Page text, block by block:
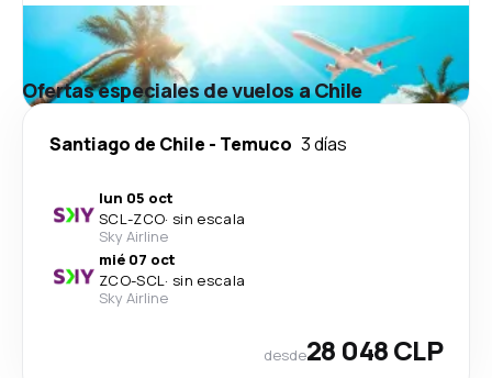
Ofertas especiales de vuelos a Chile
Santiago de Chile - Temuco 3 días
lun 05 oct
SCL-ZCO· sin escala
Sky Airline
mié 07 oct
ZCO-SCL· sin escala
Sky Airline
desde28 048 CLP